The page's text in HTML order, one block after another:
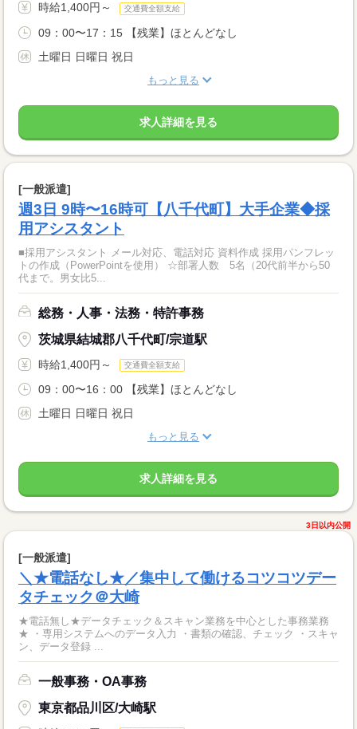
時給1,400円～ 交通費全額支給
09：00〜17：15 【残業】ほとんどなし
土曜日 日曜日 祝日
もっと見る
求人詳細を見る
[一般派遣]
週3日 9時〜16時可【八千代町】大手企業◆採
用アシスタント
■採用アシスタント メール対応、電話対応 資料作成 採用パンフレッ
トの作成（PowerPointを使用） ☆部署人数 5名（20代前半から50
代まで。男女比5...
総務・人事・法務・特許事務
茨城県結城郡八千代町/宗道駅
時給1,400円～ 交通費全額支給
09：00〜16：00 【残業】ほとんどなし
土曜日 日曜日 祝日
もっと見る
求人詳細を見る
3日以内公開
[一般派遣]
＼★電話なし★／集中して働けるコツコツデー
タチェック＠大崎
★電話無し★データチェック＆スキャン業務を中心とした事務業務
★ ・専用システムへのデータ入力 ・書類の確認、チェック ・スキャ
ン、データ登録 ...
一般事務・OA事務
東京都品川区/大崎駅